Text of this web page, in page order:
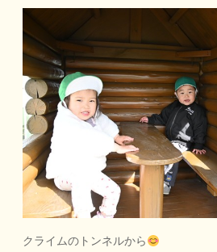
クライムのトンネルから